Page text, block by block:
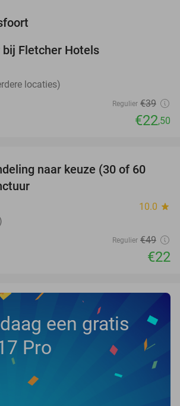
Fletcher Hotels
locaties)
Regulier €39
€22,50
55%
naar keuze (30 of 60
10.0 star
Regulier €49
€22
een gratis
Pro